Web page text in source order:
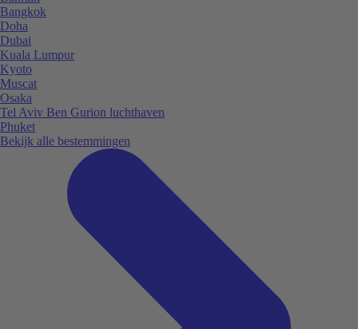
Bangkok
Doha
Dubai
Kuala Lumpur
Kyoto
Muscat
Osaka
Tel Aviv Ben Gurion luchthaven
Phuket
Bekijk alle bestemmingen